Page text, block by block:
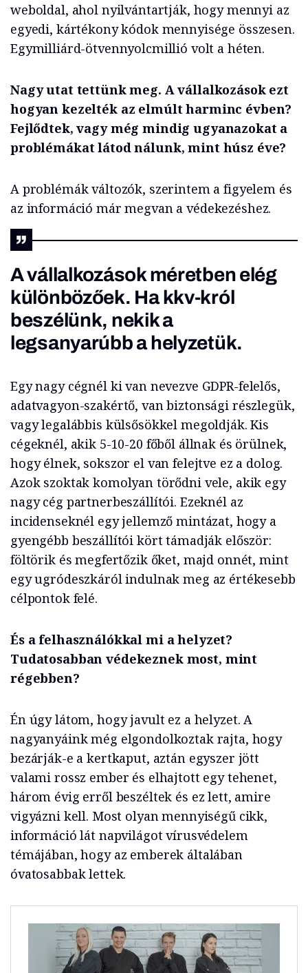
weboldal, ahol nyilvántartják, hogy mennyi az
egyedi, kártékony kódok mennyisége összesen.
Egymilliárd-ötvennyolcmillió volt a héten.
Nagy utat tettünk meg. A vállalkozások ezt
hogyan kezelték az elmúlt harminc évben?
Fejlődtek, vagy még mindig ugyanazokat a
problémákat látod nálunk, mint húsz éve?
A problémák változók, szerintem a figyelem és
az információ már megvan a védekezéshez.
A vállalkozások méretben elég
különbözőek. Ha kkv-król
beszélünk, nekik a
legsanyarúbb a helyzetük.
Egy nagy cégnél ki van nevezve GDPR-felelős,
adatvagyon-szakértő, van biztonsági részlegük,
vagy legalábbis külsősökkel megoldják. Kis
cégeknél, akik 5-10-20 főből állnak és örülnek,
hogy élnek, sokszor el van felejtve ez a dolog.
Azok szoktak komolyan törődni vele, akik egy
nagy cég partnerbeszállítói. Ezeknél az
incidenseknél egy jellemző mintázat, hogy a
gyengébb beszállítói kört támadják először:
föltörik és megfertőzik őket, majd onnét, mint
egy ugródeszkáról indulnak meg az értékesebb
célpontok felé.
És a felhasználókkal mi a helyzet?
Tudatosabban védekeznek most, mint
régebben?
Én úgy látom, hogy javult ez a helyzet. A
nagyanyáink még elgondolkoztak rajta, hogy
bezárják-e a kertkaput, aztán egyszer jött
valami rossz ember és elhajtott egy tehenet,
három évig erről beszéltek és ez lett, amire
vigyázni kell. Most olyan mennyiségű cikk,
információ lát napvilágot vírusvédelem
témájában, hogy az emberek általában
óvatosabbak lettek.